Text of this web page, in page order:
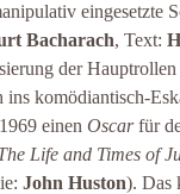
eingesetzte
Bacharach, Text:
der
ins komödiantisch-
einen Oscarfür
Life and Times of
John Huston). Das